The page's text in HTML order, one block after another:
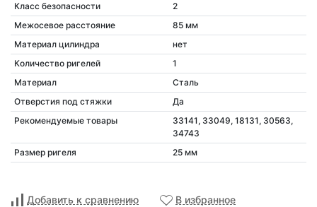
Класс безопасности
2
Межосевое расстояние
85 мм
Материал цилиндра
нет
Количество ригелей
1
Материал
Сталь
Отверстия под стяжки
Да
Рекомендуемые товары
33141, 33049, 18131, 30563,
34743
Размер ригеля
25 мм
Добавить к сравнению В избранное